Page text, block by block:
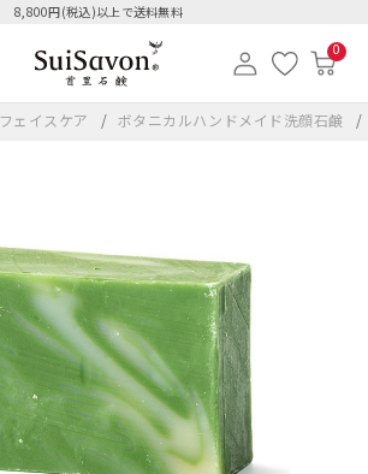
8,800円(税込)以上で送料無料
0
フェイスケア ボタニカルハンドメイド洗顔石鹸